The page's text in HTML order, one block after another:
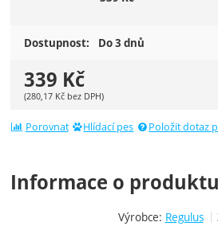
Dostupnost: Do 3 dnů
339 Kč
(280,17 Kč bez DPH)
Porovnat Hlídací pes Položit dotaz
Informace o produktu
Výrobce: Regulus